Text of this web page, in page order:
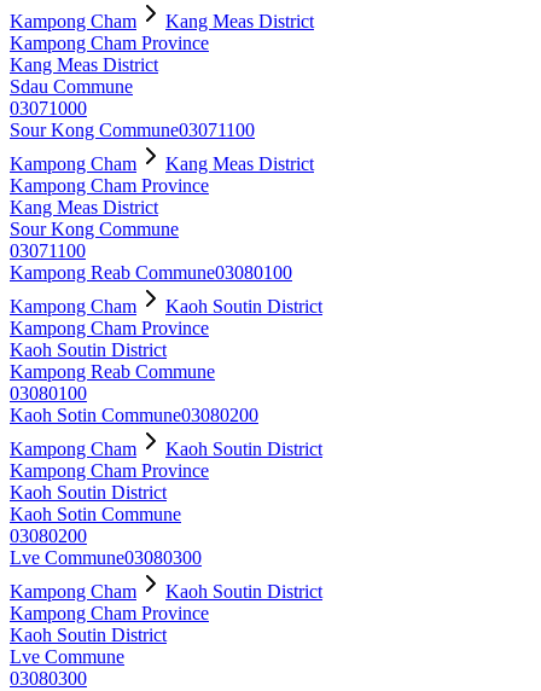
Kampong Cham
Kang Meas District
Kampong Cham Province
Kang Meas District
Sdau Commune
03071000
Sour Kong Commune03071100
Kampong Cham
Kang Meas District
Kampong Cham Province
Kang Meas District
Sour Kong Commune
03071100
Kampong Reab Commune03080100
Kampong Cham
Kaoh Soutin District
Kampong Cham Province
Kaoh Soutin District
Kampong Reab Commune
03080100
Kaoh Sotin Commune03080200
Kampong Cham
Kaoh Soutin District
Kampong Cham Province
Kaoh Soutin District
Kaoh Sotin Commune
03080200
Lve Commune03080300
Kampong Cham
Kaoh Soutin District
Kampong Cham Province
Kaoh Soutin District
Lve Commune
03080300